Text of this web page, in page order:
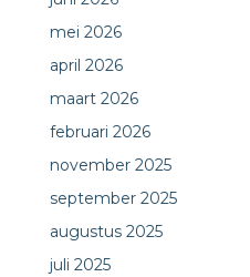
mei 2026
april 2026
maart 2026
februari 2026
november 2025
september 2025
augustus 2025
juli 2025